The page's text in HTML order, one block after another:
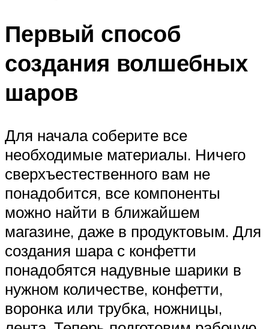
Первый способ
создания волшебных
шаров
Для начала соберите все
необходимые материалы. Ничего
сверхъестественного вам не
понадобится, все компоненты
можно найти в ближайшем
магазине, даже в продуктовым. Для
создания шара с конфетти
понадобятся надувные шарики в
нужном количестве, конфетти,
воронка или трубка, ножницы,